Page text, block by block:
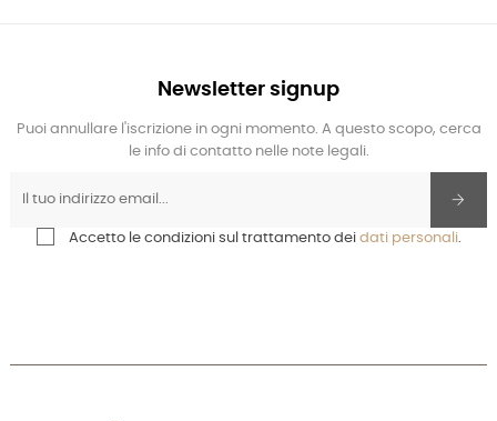
Newsletter signup
Puoi annullare l'iscrizione in ogni momento. A questo scopo, cerca
le info di contatto nelle note legali.
Accetto le condizioni sul trattamento dei dati personali.